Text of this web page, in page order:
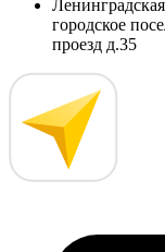
городское
проезд д.35